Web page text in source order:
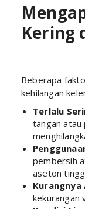
Kering
Beberapa
kehilangan
Terlalu
tangan atau
pembersih
aseton
kekurangan